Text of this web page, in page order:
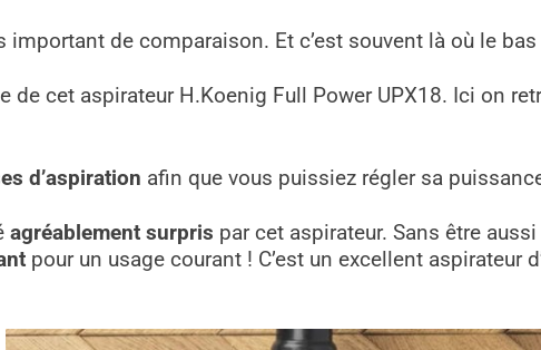
important de comparaison. Et c’est souvent là où le
de cet aspirateur H.Koenig Full Power UPX18. Ici on
d’aspiration afin que vous puissiez régler sa
agréablement surpris par cet aspirateur. Sans être
pour un usage courant ! C’est un excellent